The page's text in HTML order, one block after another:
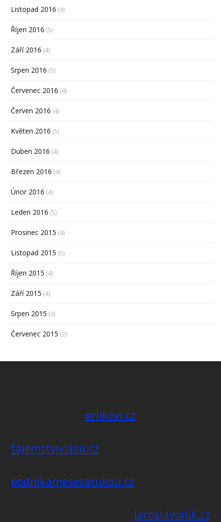
Listopad 2016 (4)
Říjen 2016 (5)
Září 2016 (4)
Srpen 2016 (5)
Červenec 2016 (4)
Červen 2016 (4)
Květen 2016 (5)
Duben 2016 (4)
Březen 2016 (4)
Únor 2016 (4)
Leden 2016 (5)
Prosinec 2015 (4)
Listopad 2015 (5)
Říjen 2015 (4)
Září 2015 (4)
Srpen 2015 (3)
Červenec 2015 (2)
orlikovi.cz
tajemstvivlasu.cz
podnikamesezarukou.cz
jaroslavorlik.cz